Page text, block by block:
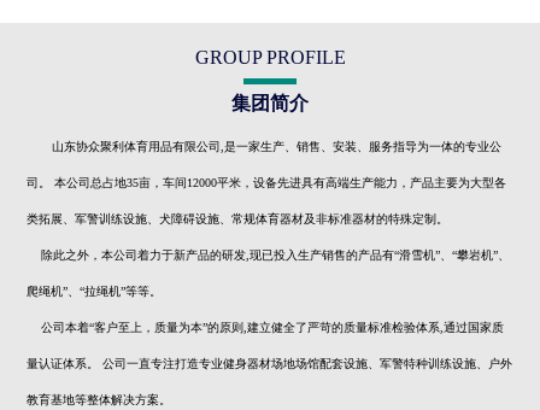
GROUP PROFILE
集团简介
山东协众聚利体育用品有限公司,是一家生产、销售、安装、服务指导为一体的专业公
司。 本公司总占地35亩，车间12000平米，设备先进具有高端生产能力，产品主要为大型各
类拓展、军警训练设施、犬障碍设施、常规体育器材及非标准器材的特殊定制。
除此之外，本公司着力于新产品的研发,现已投入生产销售的产品有“滑雪机”、“攀岩机”、
爬绳机”、“拉绳机”等等。
公司本着“客户至上，质量为本”的原则,建立健全了严苛的质量标准检验体系,通过国家质
量认证体系。 公司一直专注打造专业健身器材场地场馆配套设施、军警特种训练设施、户外
教育基地等整体解决方案。